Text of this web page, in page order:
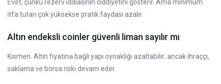
Evet, çünkü rezerv iddiasının ciddiyetini gösterir. Ama minimum
itfa tutarı çok yüksekse pratik faydası azalır.
Altın endeksli coinler güvenli liman sayılır mı
Kısmen. Altın fiyatına bağlı yapı oynaklığı azaltabilir; ancak ihraççı,
saklama ve borsa riski devam eder.